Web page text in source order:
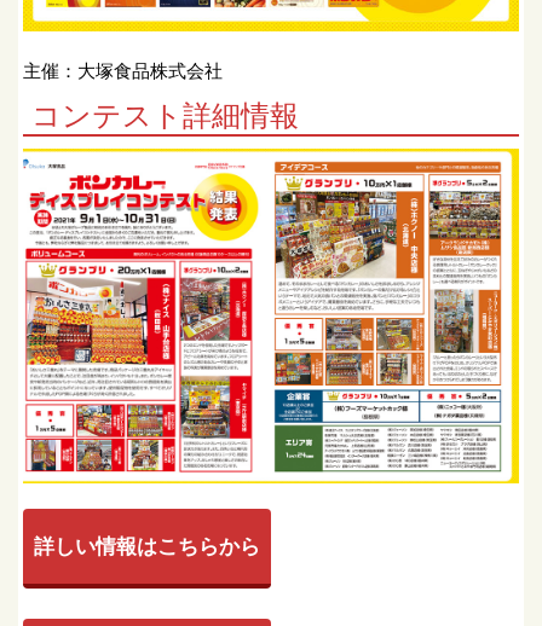
主催：大塚食品株式会社
コンテスト詳細情報
詳しい情報はこちらから